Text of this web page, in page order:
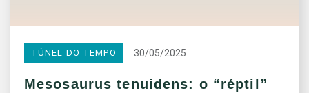
TÚNEL DO TEMPO 30/05/2025
Mesosaurus tenuidens: o “réptil”